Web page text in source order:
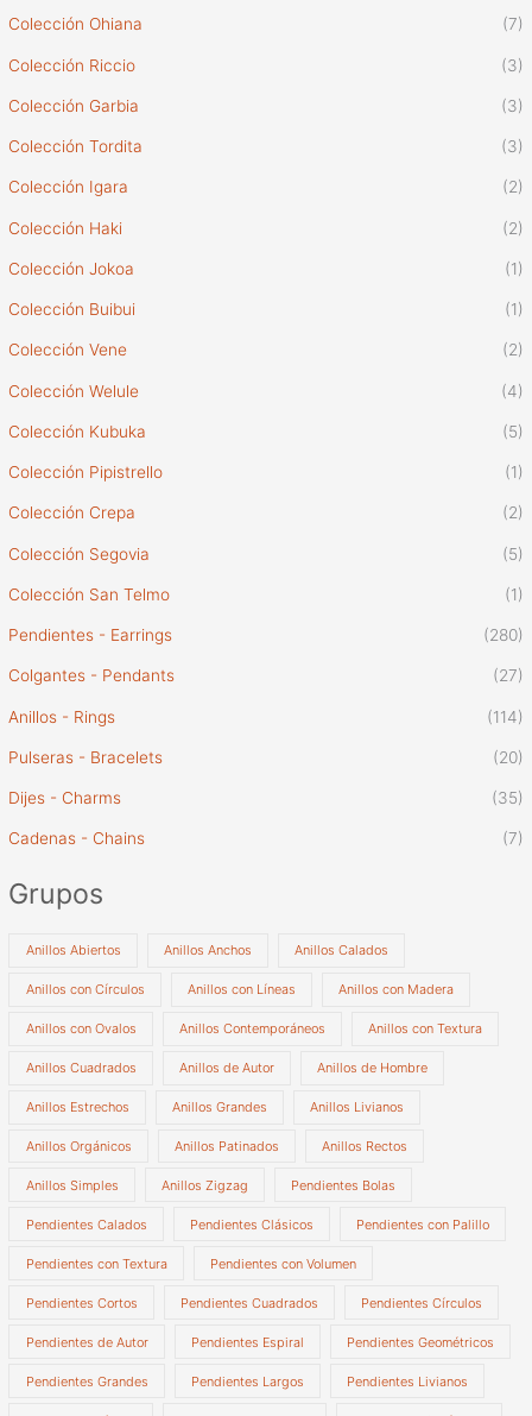
Colección Ohiana (7)
Colección Riccio (3)
Colección Garbia (3)
Colección Tordita (3)
Colección Igara (2)
Colección Haki (2)
Colección Jokoa (1)
Colección Buibui (1)
Colección Vene (2)
Colección Welule (4)
Colección Kubuka (5)
Colección Pipistrello (1)
Colección Crepa (2)
Colección Segovia (5)
Colección San Telmo (1)
Pendientes - Earrings (280)
Colgantes - Pendants (27)
Anillos - Rings (114)
Pulseras - Bracelets (20)
Dijes - Charms (35)
Cadenas - Chains (7)
Grupos
Anillos Abiertos Anillos Anchos Anillos Calados
Anillos con Círculos Anillos con Líneas Anillos con Madera
Anillos con Ovalos Anillos Contemporáneos Anillos con Textura
Anillos Cuadrados Anillos de Autor Anillos de Hombre
Anillos Estrechos Anillos Grandes Anillos Livianos
Anillos Orgánicos Anillos Patinados Anillos Rectos
Anillos Simples Anillos Zigzag Pendientes Bolas
Pendientes Calados Pendientes Clásicos Pendientes con Palillo
Pendientes con Textura Pendientes con Volumen
Pendientes Cortos Pendientes Cuadrados Pendientes Círculos
Pendientes de Autor Pendientes Espiral Pendientes Geométricos
Pendientes Grandes Pendientes Largos Pendientes Livianos